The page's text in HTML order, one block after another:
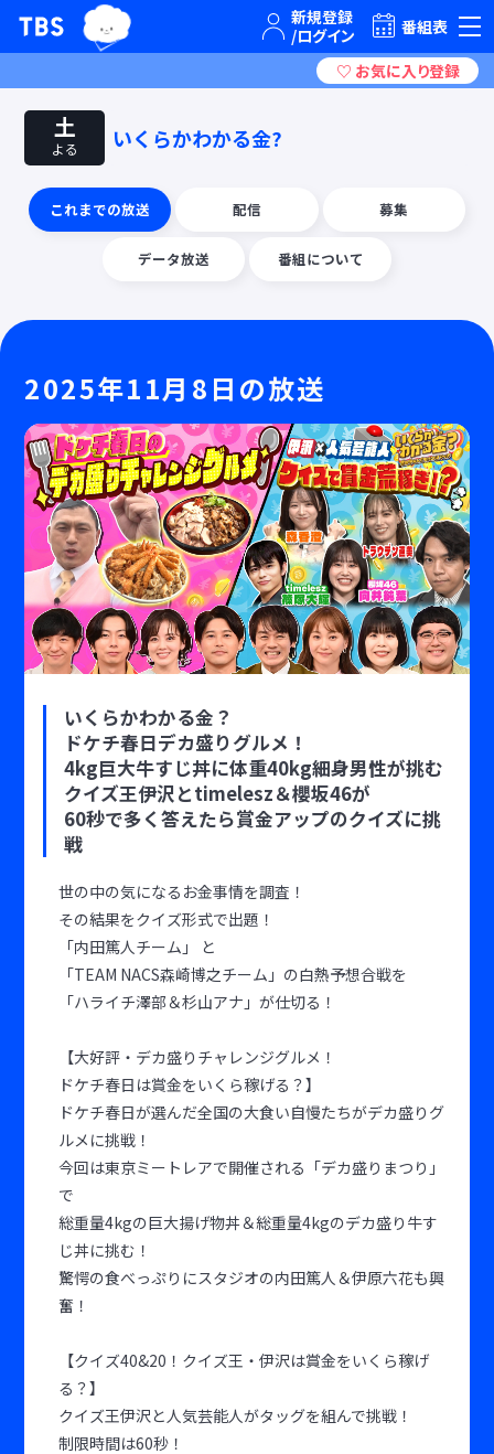
TBSテレビ｜ときめくときを。 番組表
土
よる いくらかわかる金?
これまでの放送 配信 募集
データ放送 番組について
2025年11月8日の放送
いくらかわかる金？
ドケチ春日デカ盛りグルメ！
4kg巨大牛すじ丼に体重40kg細身男性が挑む
クイズ王伊沢とtimelesz＆櫻坂46が
60秒で多く答えたら賞金アップのクイズに挑
戦
世の中の気になるお金事情を調査！
その結果をクイズ形式で出題！
「内田篤人チーム」 と
「TEAM NACS森崎博之チーム」の白熱予想合戦を
「ハライチ澤部＆杉山アナ」が仕切る！
【大好評・デカ盛りチャレンジグルメ！
ドケチ春日は賞金をいくら稼げる？】
ドケチ春日が選んだ全国の大食い自慢たちがデカ盛りグ
ルメに挑戦！
今回は東京ミートレアで開催される「デカ盛りまつり」
で
総重量4kgの巨大揚げ物丼＆総重量4kgのデカ盛り牛す
じ丼に挑む！
驚愕の食べっぷりにスタジオの内田篤人＆伊原六花も興
奮！
【クイズ40&20！クイズ王・伊沢は賞金をいくら稼げ
る？】
クイズ王伊沢と人気芸能人がタッグを組んで挑戦！
制限時間は60秒！